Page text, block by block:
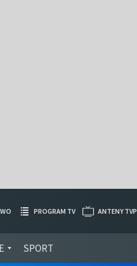
SPORT
PROGRAM TV ANTENY TVP